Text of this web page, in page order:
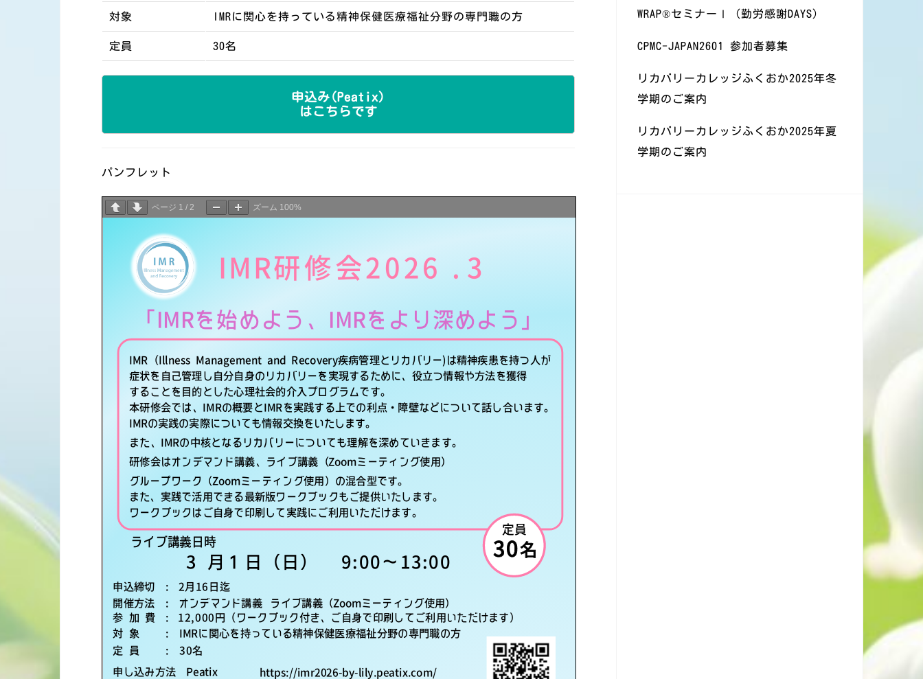
対象 IMRに関心を持っている精神保健医療福祉分野の専門職の方
定員 30名
申込み(Peatix)
はこちらです
パンフレット
ページ 1 / 2 ズーム 100%
WRAP®️セミナーⅠ（勤労感謝DAYS)
CPMC-JAPAN2601 参加者募集
リカバリーカレッジふくおか2025年冬
学期のご案内
リカバリーカレッジふくおか2025年夏
学期のご案内